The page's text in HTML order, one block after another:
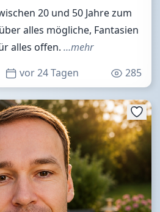
20 und 50 Jahre zum
alles mögliche, Fantasien
alles offen. …mehr
vor 24 Tagen 285